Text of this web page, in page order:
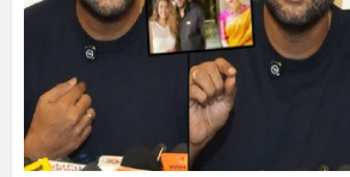
கட்டியணைத்தது, மற்றும் மேடை
மோகனின் காலில் விழுந்து ஆசி
காட்சி, இணையத்தில் வெளியாகி
ஏற்படுத்தியிருந்தது.
இதனிடையே, சமூக